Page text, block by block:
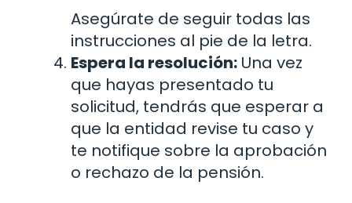
Asegúrate de seguir todas las
instrucciones al pie de la letra.
Espera la resolución: Una vez
que hayas presentado tu
solicitud, tendrás que esperar a
que la entidad revise tu caso y
te notifique sobre la aprobación
o rechazo de la pensión.